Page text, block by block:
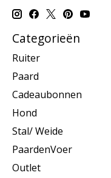
Categorieën
Ruiter
Paard
Cadeaubonnen
Hond
Stal/ Weide
PaardenVoer
Outlet